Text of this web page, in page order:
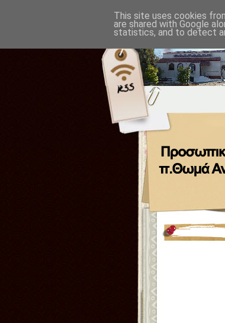
This site uses cookies
are shared with Google
statistics, and to detect